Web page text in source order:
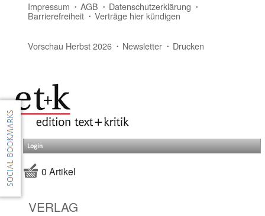
Impressum AGB Datenschutzerklärung
Barrierefreiheit Verträge hier kündigen
Vorschau Herbst 2026 Newsletter Drucken
Login
0 Artikel
VERLAG